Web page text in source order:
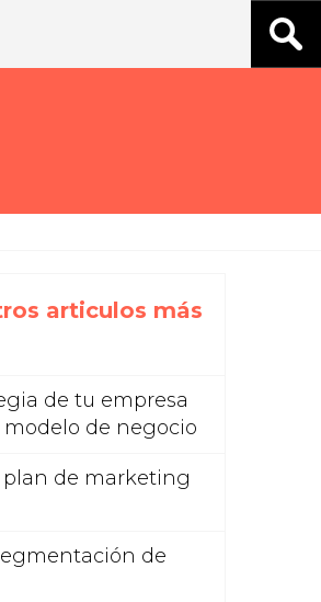
articulos más
de tu empresa
de negocio
de marketing
de